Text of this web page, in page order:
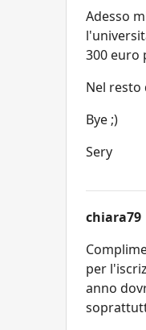
Adesso
300 euro
Nel resto
Bye ;)
Sery
chiara79
per
anno